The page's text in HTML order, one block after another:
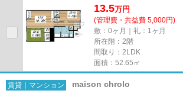
13.5万円
(管理費・共益費 5,000円)
敷：0ヶ月｜礼：1ヶ月
所在階：2階
間取り：2LDK
面積：52.65㎡
賃貸｜マンション maison chrolo